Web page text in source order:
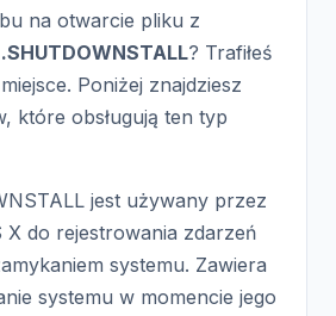
na otwarcie pliku z
.SHUTDOWNSTALL? Trafiłeś
Poniżej znajdziesz
które obsługują ten typ
jest używany przez
X do rejestrowania zdarzeń
systemu. Zawiera
systemu w momencie jego